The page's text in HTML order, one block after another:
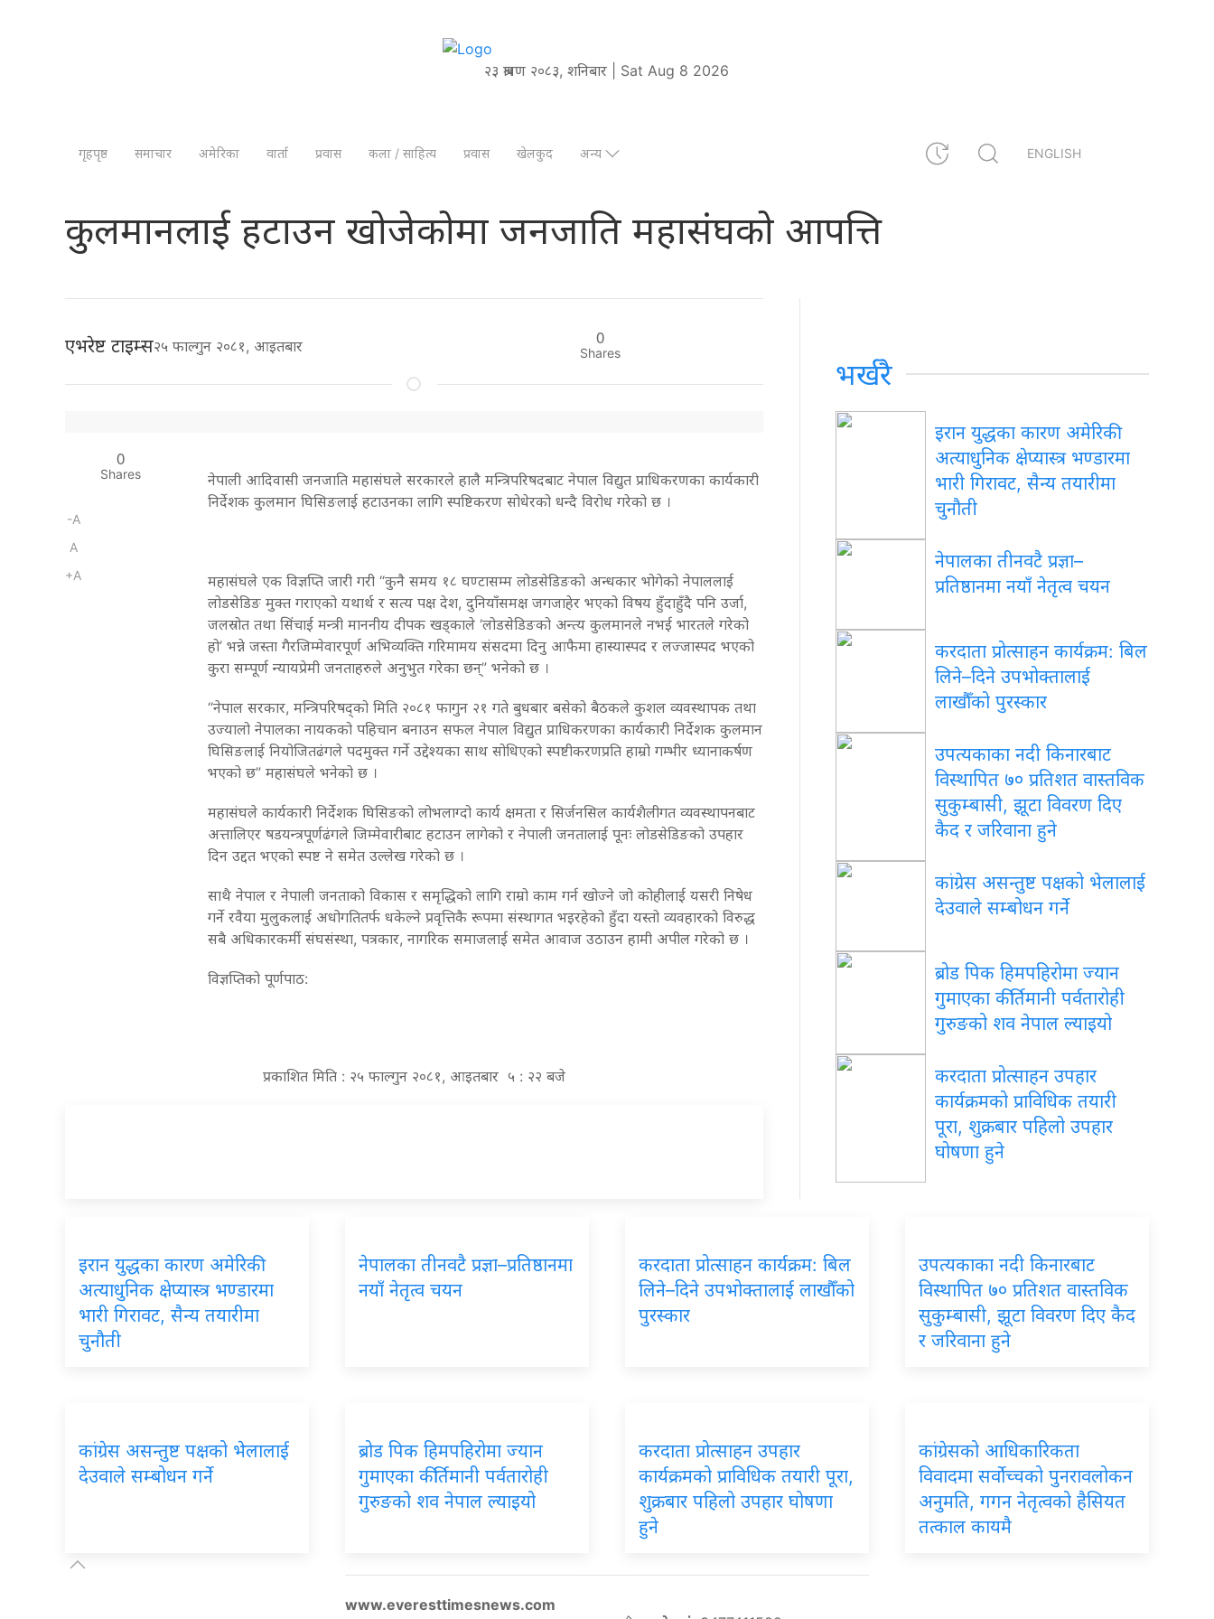
२३ श्रावण २०८३, शनिबार | Sat Aug 8 2026
गृहपृष्ठ समाचार अमेरिका वार्ता प्रवास कला / साहित्य प्रवास खेलकुद अन्य ENGLISH
कुलमानलाई हटाउन खोजेकोमा जनजाति महासंघको आपत्ति
एभरेष्ट टाइम्स२५ फाल्गुन २०८१, आइतबार 0
Shares
0
Shares
-A
A
+A
नेपाली आदिवासी जनजाति महासंघले सरकारले हालै मन्त्रिपरिषदबाट नेपाल विद्युत प्राधिकरणका कार्यकारी
निर्देशक कुलमान घिसिङलाई हटाउनका लागि स्पष्टिकरण सोधेरको धन्दै विरोध गरेको छ ।
महासंघले एक विज्ञप्ति जारी गरी “कुनै समय १८ घण्टासम्म लोडसेडिङको अन्धकार भोगेको नेपाललाई
लोडसेडिङ मुक्त गराएको यथार्थ र सत्य पक्ष देश, दुनियाँसमक्ष जगजाहेर भएको विषय हुँदाहुँदै पनि उर्जा,
जलस्रोत तथा सिंचाई मन्त्री माननीय दीपक खड्काले ‘लोडसेडिङको अन्त्य कुलमानले नभई भारतले गरेको
हो’ भन्ने जस्ता गैरजिम्मेवारपूर्ण अभिव्यक्ति गरिमामय संसदमा दिनु आफैमा हास्यास्पद र लज्जास्पद भएको
कुरा सम्पूर्ण न्यायप्रेमी जनताहरुले अनुभुत गरेका छन्” भनेको छ ।
“नेपाल सरकार, मन्त्रिपरिषद्को मिति २०८१ फागुन २१ गते बुधबार बसेको बैठकले कुशल व्यवस्थापक तथा
उज्यालो नेपालका नायकको पहिचान बनाउन सफल नेपाल विद्युत प्राधिकरणका कार्यकारी निर्देशक कुलमान
घिसिङलाई नियोजितढंगले पदमुक्त गर्ने उद्देश्यका साथ सोधिएको स्पष्टीकरणप्रति हाम्रो गम्भीर ध्यानाकर्षण
भएको छ” महासंघले भनेको छ ।
महासंघले कार्यकारी निर्देशक घिसिङको लोभलाग्दो कार्य क्षमता र सिर्जनसिल कार्यशैलीगत व्यवस्थापनबाट
अत्तालिएर षडयन्त्रपूर्णढंगले जिम्मेवारीबाट हटाउन लागेको र नेपाली जनतालाई पूनः लोडसेडिङको उपहार
दिन उद्दत भएको स्पष्ट ने समेत उल्लेख गरेको छ ।
साथै नेपाल र नेपाली जनताको विकास र समृद्धिको लागि राम्रो काम गर्न खोज्ने जो कोहीलाई यसरी निषेध
गर्ने रवैया मुलुकलाई अधोगतितर्फ धकेल्ने प्रवृत्तिकै रूपमा संस्थागत भइरहेको हुँदा यस्तो व्यवहारको विरुद्ध
सबै अधिकारकर्मी संघसंस्था, पत्रकार, नागरिक समाजलाई समेत आवाज उठाउन हामी अपील गरेको छ ।
विज्ञप्तिको पूर्णपाठ:
प्रकाशित मिति : २५ फाल्गुन २०८१, आइतबार ५ : २२ बजे
भर्खरै
इरान युद्धका कारण अमेरिकी
अत्याधुनिक क्षेप्यास्त्र भण्डारमा
भारी गिरावट, सैन्य तयारीमा
चुनौती
नेपालका तीनवटै प्रज्ञा–
प्रतिष्ठानमा नयाँ नेतृत्व चयन
करदाता प्रोत्साहन कार्यक्रम: बिल
लिने–दिने उपभोक्तालाई
लाखौँको पुरस्कार
उपत्यकाका नदी किनारबाट
विस्थापित ७० प्रतिशत वास्तविक
सुकुम्बासी, झूटा विवरण दिए
कैद र जरिवाना हुने
कांग्रेस असन्तुष्ट पक्षको भेलालाई
देउवाले सम्बोधन गर्ने
ब्रोड पिक हिमपहिरोमा ज्यान
गुमाएका कीर्तिमानी पर्वतारोही
गुरुङको शव नेपाल ल्याइयो
करदाता प्रोत्साहन उपहार
कार्यक्रमको प्राविधिक तयारी
पूरा, शुक्रबार पहिलो उपहार
घोषणा हुने
इरान युद्धका कारण अमेरिकी
अत्याधुनिक क्षेप्यास्त्र भण्डारमा
भारी गिरावट, सैन्य तयारीमा
चुनौती
नेपालका तीनवटै प्रज्ञा–प्रतिष्ठानमा
नयाँ नेतृत्व चयन
करदाता प्रोत्साहन कार्यक्रम: बिल
लिने–दिने उपभोक्तालाई लाखौँको
पुरस्कार
उपत्यकाका नदी किनारबाट
विस्थापित ७० प्रतिशत वास्तविक
सुकुम्बासी, झूटा विवरण दिए कैद
र जरिवाना हुने
कांग्रेस असन्तुष्ट पक्षको भेलालाई
देउवाले सम्बोधन गर्ने
ब्रोड पिक हिमपहिरोमा ज्यान
गुमाएका कीर्तिमानी पर्वतारोही
गुरुङको शव नेपाल ल्याइयो
करदाता प्रोत्साहन उपहार
कार्यक्रमको प्राविधिक तयारी पूरा,
शुक्रबार पहिलो उपहार घोषणा
हुने
कांग्रेसको आधिकारिकता
विवादमा सर्वोच्चको पुनरावलोकन
अनुमति, गगन नेतृत्वको हैसियत
तत्काल कायमै
www.everesttimesnews.com